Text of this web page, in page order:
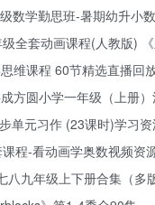
数学勤思班-暑期幼升小
全套动画课程(人教版)
维课程 60节精选直播回
方圆小学一年级（上册
单元习作 (23课时)学习
程-看动画学奥数视频资
九年级上下册合集（多